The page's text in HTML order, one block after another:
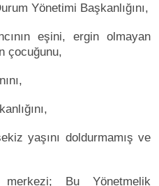
Yönetimi Başkanlığını,
eşini, ergin olmayan
çocuğunu,
yaşını doldurmamış ve
Bu Yönetmelik